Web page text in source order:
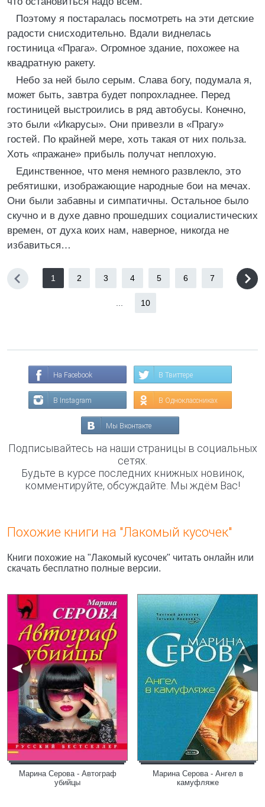
Поэтому я постаралась посмотреть на эти детские
радости снисходительно. Вдали виднелась
гостиница «Прага». Огромное здание, похожее на
квадратную ракету.
Небо за ней было серым. Слава богу, подумала я,
может быть, завтра будет попрохладнее. Перед
гостиницей выстроились в ряд автобусы. Конечно,
это были «Икарусы». Они привезли в «Прагу»
гостей. По крайней мере, хоть такая от них польза.
Хоть «пражане» прибыль получат неплохую.
Единственное, что меня немного развлекло, это
ребятишки, изображающие народные бои на мечах.
Они были забавны и симпатичны. Остальное было
скучно и в духе давно прошедших социалистических
времен, от духа коих нам, наверное, никогда не
избавиться…
1 2 3 4 5 6 7
10
На Facebook В Твиттере
В Instagram В Одноклассниках
Мы Вконтакте
Подписывайтесь на наши страницы в социальных
сетях.
Будьте в курсе последних книжных новинок,
комментируйте, обсуждайте. Мы ждём Вас!
Похожие книги на "Лакомый кусочек"
Книги похожие на "Лакомый кусочек" читать онлайн или
скачать бесплатно полные версии.
Марина Серова - Автограф
убийцы
Марина Серова - Ангел в
камуфляже